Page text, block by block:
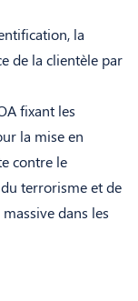
la
de la clientèle par
fixant les
la mise en
contre le
terrorisme et de
dans les